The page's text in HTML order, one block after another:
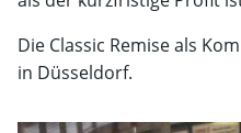
Die Classic Remise als
in Düsseldorf.